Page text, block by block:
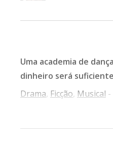
Uma academia de
dinheiro será
Drama, Ficção, Musical -